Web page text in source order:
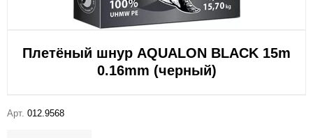
Плетёный шнур AQUALON BLACK 15m
0.16mm (черный)
Арт. 012.9568